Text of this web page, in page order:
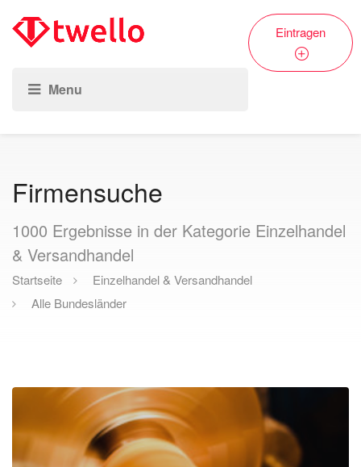
Eintragen
Firmensuche
1000 Ergebnisse in der Kategorie Einzelhandel
& Versandhandel
Startseite
Einzelhandel & Versandhandel
Alle Bundesländer